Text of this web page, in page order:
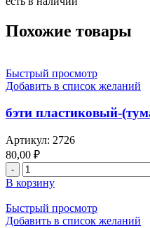
Похожие товары
Быстрый просмотр
Добавить в список желаний
бэти пластиковый-
Артикул: 2726
80,00 ₽
В корзину
Быстрый просмотр
Добавить в список желаний